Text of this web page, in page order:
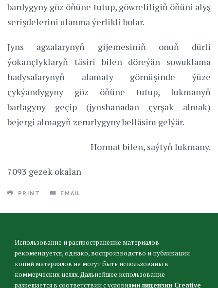
bardygyny göz öňüne tutup, göwreliligiň öňüni alyş
serişdelerini ulanma ýerlikli bolar.
Jyns agzalarynyň gijemesiniň onuň dürli
ýokançlyklaryň täsiri bilen döreýän sowuklama
hadysalarynyň alamaty görnüşinde ýüze
çykýandygyny göz öňüne tutup, lukmanyň
barlagyny geçip (jynshanadan çyrşak almak)
bejergi almagyň zerurlygyny belläsim gelýär.
Hormat bilen, saýtyň lukmany.
7093 gezek okalan
PRINT EMAIL
Использование и распространение материалов
рекомендуется, однако, воспроизводство и публикации
копий материалов не могут быть использованы в
коммерческих целях. Дальнейшее использование
разрешается в соответствии с условиямилицензии Creative